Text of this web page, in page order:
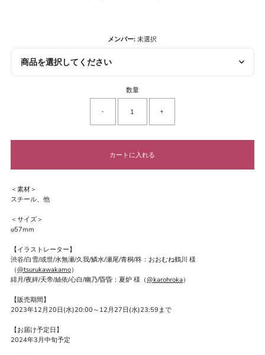
メンバー: 未選択
商品を選択してください
数量
- +
＜素材＞
スチール、他
＜サイズ＞
φ57mm
【イラストレーター】
渋谷/白雪/或世/水無瀬/久我/鱗水/瀬尾/青桐/柊：おおむね鶴川 様
（@tsurukawakamo）
緋月/夜絆/天帝/絲依/心白/幽乃/昏昏：夏炉 様（@karohroka）
【販売期間】
2023年12月20日(水)20:00～12月27日(水)23:59まで
【お届け予定日】
2024年3月中旬予定